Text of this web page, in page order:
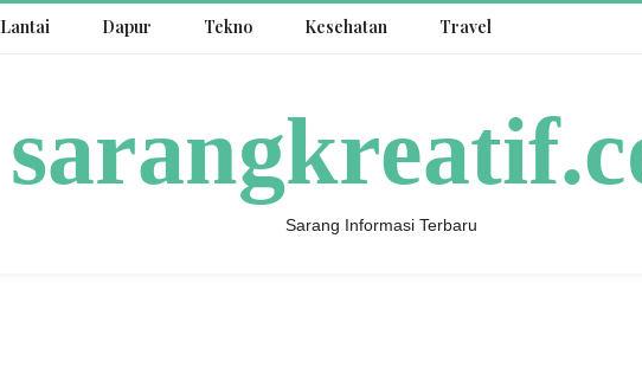
Lantai Dapur Tekno Kesehatan Travel
Sarang Informasi Terbaru